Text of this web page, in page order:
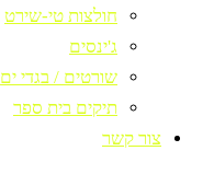
חולצות טי-שירט
ג'ינסים
שורטים / בגדי ים
תיקים בית ספר
צור קשר